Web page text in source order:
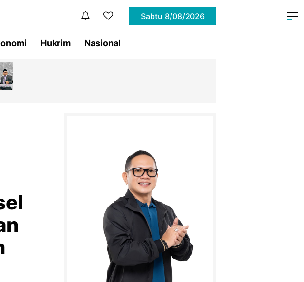
Sabtu 8/08/2026
Hukrim Nasional